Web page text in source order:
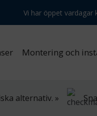
Vi har öppet vardagar
Montering och
alternativ. »